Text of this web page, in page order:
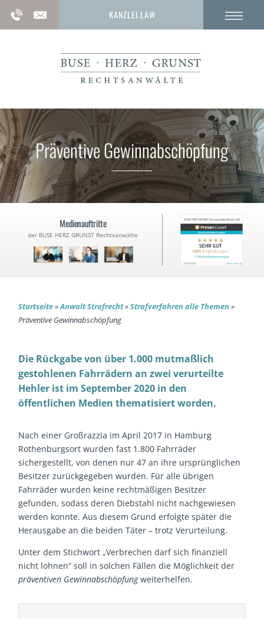
KANZLEI.LAW
Präventive Gewinnabschöpfung
Medienauftritte
der BUSE HERZ GRUNST Rechtsanwälte
Startseite»Anwalt Strafrecht»Strafverfahren alle Themen »
Präventive Gewinnabschöpfung
Die Rückgabe von über 1.000 mutmaßlich
gestohlenen Fahrrädern an zwei verurteilte
Hehler ist im September 2020 in den
öffentlichen Medien thematisiert worden.
Nach einer Großrazzia im April 2017 in Hamburg
Rothenburgsort wurden fast 1.800 Fahrräder
sichergestellt, von denen nur 47 an ihre ursprünglichen
Besitzer zurückgegeben wurden. Für alle übrigen
Fahrräder wurden keine rechtmäßigen Besitzer
gefunden, sodass deren Diebstahl nicht nachgewiesen
werden konnte. Aus diesem Grund erfolgte später die
Herausgabe an die beiden Täter – trotz Verurteilung.
Unter dem Stichwort „Verbrechen darf sich finanziell
nicht lohnen“ soll in solchen Fällen die Möglichkeit der
präventiven Gewinnabschöpfungweiterhelfen.